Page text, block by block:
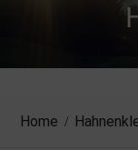
Home